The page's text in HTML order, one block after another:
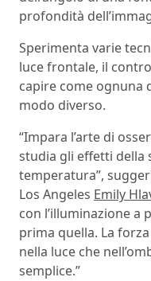
profondità
Sperimenta varie
luce frontale, il
capire come ognuna
modo diverso.
“Impara l’arte di
studia gli effetti della
temperatura”,
Los Angeles Emily
con l’illuminazione
prima quella. La
nella luce che
semplice.”